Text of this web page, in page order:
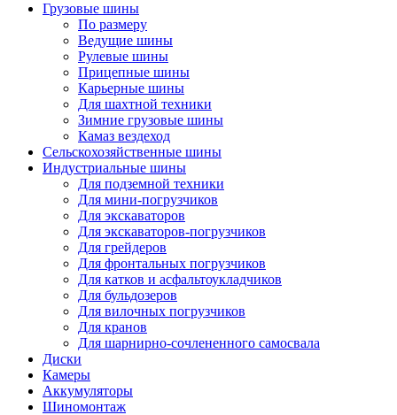
Грузовые шины
По размеру
Ведущие шины
Рулевые шины
Прицепные шины
Карьерные шины
Для шахтной техники
Зимние грузовые шины
Камаз вездеход
Сельскохозяйственные шины
Индустриальные шины
Для подземной техники
Для мини-погрузчиков
Для экскаваторов
Для экскаваторов-погрузчиков
Для грейдеров
Для фронтальных погрузчиков
Для катков и асфальтоукладчиков
Для бульдозеров
Для вилочных погрузчиков
Для кранов
Для шарнирно-сочлененного самосвала
Диски
Камеры
Аккумуляторы
Шиномонтаж